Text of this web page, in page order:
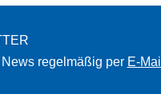
regelmäßig per E-Mail